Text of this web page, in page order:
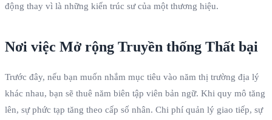
động thay vì là những kiến trúc sư của một thương hiệu.
Nơi việc Mở rộng Truyền thống Thất bại
Trước đây, nếu bạn muốn nhắm mục tiêu vào năm thị trường địa lý
khác nhau, bạn sẽ thuê năm biên tập viên bản ngữ. Khi quy mô tăng
lên, sự phức tạp tăng theo cấp số nhân. Chi phí quản lý giao tiếp, sự